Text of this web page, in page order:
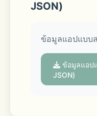
■ Voice Talk
sharing
Hop on a
JSON)
ข้อมูลแอปแบบ
ข้อมูลแอป
JSON)